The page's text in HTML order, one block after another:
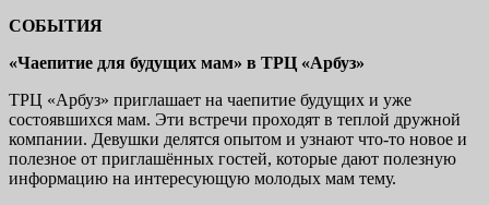
СОБЫТИЯ
«Чаепитие для будущих мам» в ТРЦ «Арбуз»
ТРЦ «Арбуз» приглашает на чаепитие будущих и уже
состоявшихся мам. Эти встречи проходят в теплой дружной
компании. Девушки делятся опытом и узнают что-то новое и
полезное от приглашённых гостей, которые дают полезную
информацию на интересующую молодых мам тему.